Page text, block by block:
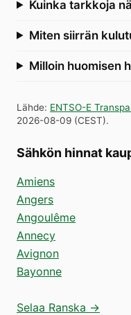
Kuinka tarkkoja
Miten siirrän
Milloin huomisen
Lähde: ENTSO-E
2026-08-09 (CEST).
Sähkön hinnat
Amiens
Angers
Angoulême
Annecy
Avignon
Bayonne
Selaa Ranska →